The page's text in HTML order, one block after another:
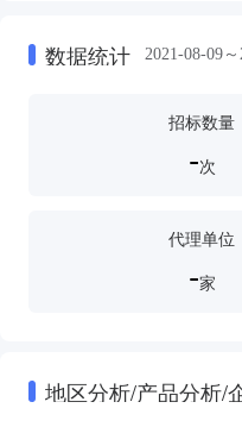
数据统计 2021-08-09
招标数量
-次
代理单位
-家
地区分析/产品分析/